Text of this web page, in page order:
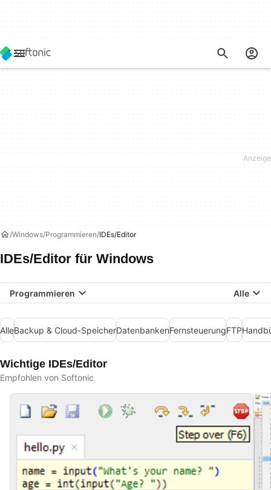
Windows Programmieren IDEs/Editor
IDEs/Editor für Windows
Programmieren Alle
AlleBackup & Cloud-SpeicherDatenbankenFernsteuerungFTP
Wichtige IDEs/Editor
Empfohlen von Softonic